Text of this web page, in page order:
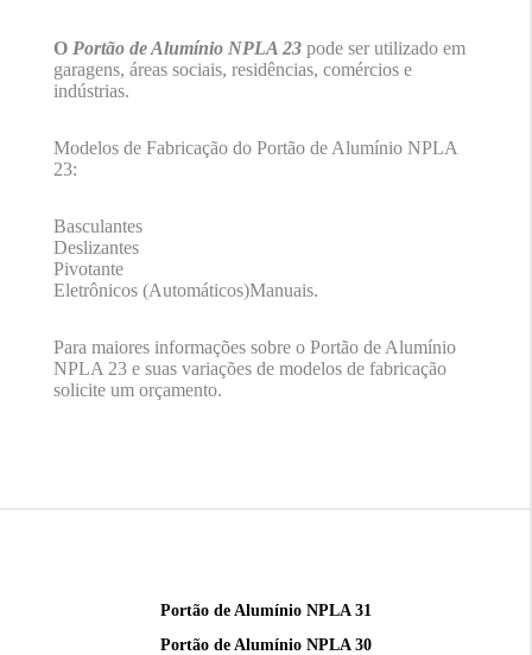
O Portão de Alumínio NPLA 23 pode ser utilizado em
garagens, áreas sociais, residências, comércios e
indústrias.
Modelos de Fabricação do Portão de Alumínio NPLA
23:
Basculantes
Deslizantes
Pivotante
Eletrônicos (Automáticos)Manuais.
Para maiores informações sobre o Portão de Alumínio
NPLA 23 e suas variações de modelos de fabricação
solicite um orçamento.
Portão de Alumínio NPLA 31
Portão de Alumínio NPLA 30